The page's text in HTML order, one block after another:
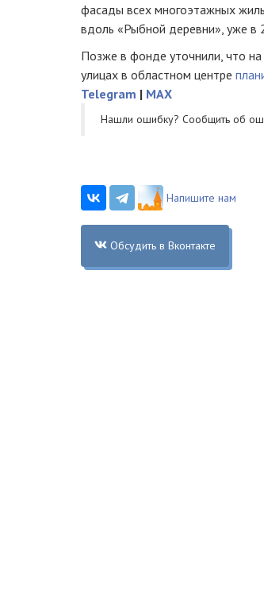
фасады всех многоэтажных
вдоль «Рыбной деревни», уже в
Позже в фонде уточнили, что на
улицах в областном центре
Telegram | MAX
Нашли ошибку? Cообщить об
Напишите нам
Обсудить в Вконтакте